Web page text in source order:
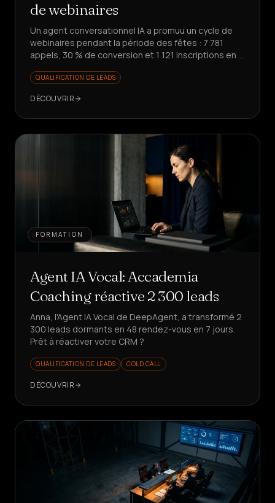
de webinaires
Un agent conversationnel IA a promuu un cycle de
webinaires pendant la période des fêtes : 7 781
appels, 30 % de conversion et 1 121 inscriptions en 7
QUALIFICATION DE LEADS
DÉCOUVRIR
FORMATION
Agent IA Vocal: Accademia
Coaching réactive 2 300 leads
Anna, l'Agent IA Vocal de DeepAgent, a transformé 2
300 leads dormants en 48 rendez-vous en 7 jours.
Prêt à réactiver votre CRM ?
QUALIFICATION DE LEADS COLD CALL
DÉCOUVRIR